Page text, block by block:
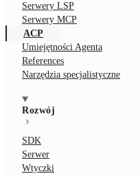
Serwery LSP
Serwery MCP
ACP
Umiejętności Agenta
References
Narzędzia specjalistyczne
Rozwój
SDK
Serwer
Wtyczki